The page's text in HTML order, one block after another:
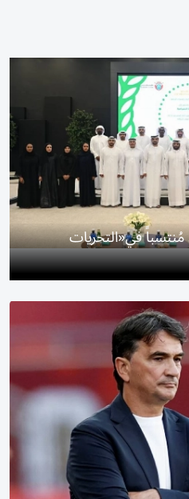
الشامسي يشهد تكريم 385 مُنتسباً في«التحريات